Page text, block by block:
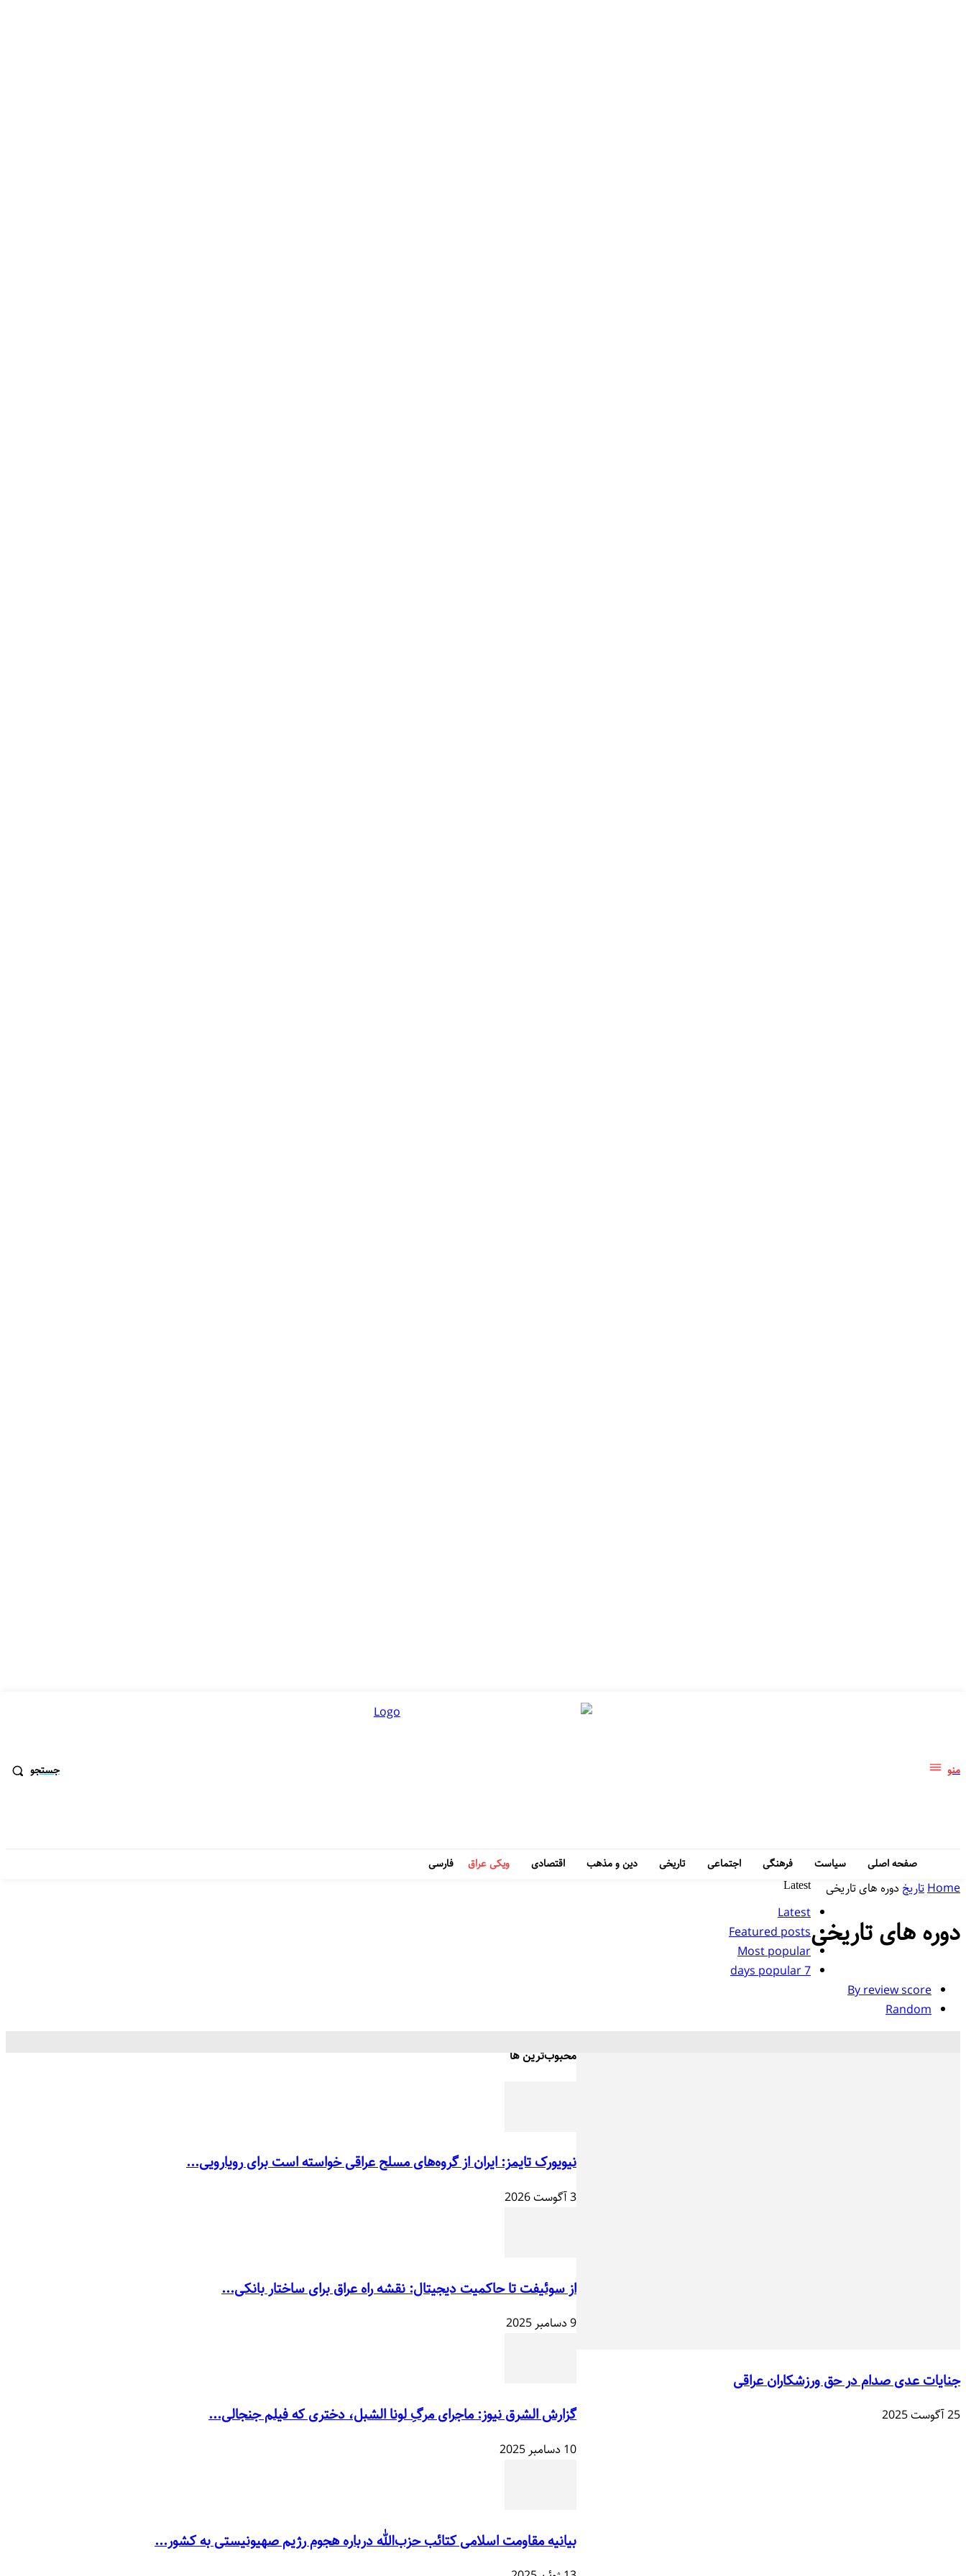
منو جستجو
صفحه اصلی سیاست فرهنگی اجتماعی تاریخی دین و مذهب اقتصادی ویکی عراق فارسی
Homeتاریخدوره های تاریخی
دوره های تاریخی
Latest
Latest
Featured posts
Most popular
7 days popular
By review score
Random
جنایات عدی صدام در حق ورزشکاران عراقی
25 آگوست 2025
محبوب‌ترین ها
نیویورک تایمز: ایران از گروه‌های مسلح عراقی خواسته است برای رویارویی...
3 آگوست 2026
از سوئیفت تا حاکمیت دیجیتال: نقشه راه عراق برای ساختار بانکی...
9 دسامبر 2025
گزارش الشرق نیوز: ماجرای مرگِ لونا الشبل، دختری که فیلم جنجالی...
10 دسامبر 2025
بیانیه مقاومت اسلامی کتائب حزب‌الله درباره هجوم رژیم صهیونیستی به کشور...